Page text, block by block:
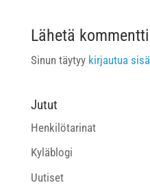
Lähetä kommentti
Sinun täytyy kirjautua
Jutut
Henkilötarinat
Kyläblogi
Uutiset